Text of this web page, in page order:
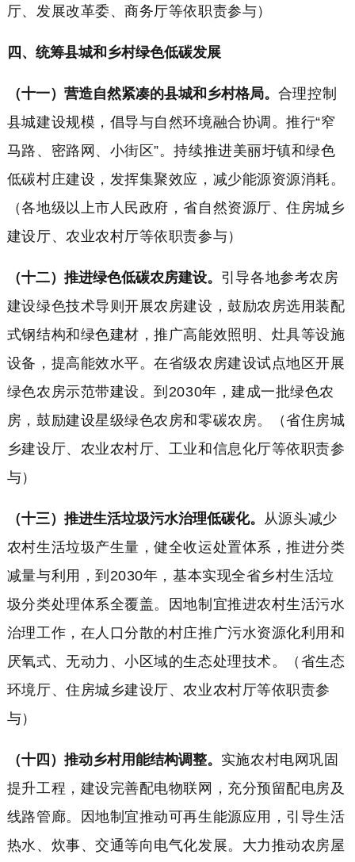
厅、发展改革委、商务厅等依职责参与）
四、统筹县城和乡村绿色低碳发展
（十一）营造自然紧凑的县城和乡村格局。 合理控制
县城建设规模，倡导与自然环境融合协调。推行“窄
马路、密路网、小街区”。持续推进美丽圩镇和绿色
低碳村庄建设，发挥集聚效应，减少能源资源消耗。
（各地级以上市人民政府，省自然资源厅、住房城乡
建设厅、农业农村厅等依职责参与）
（十二）推进绿色低碳农房建设。 引导各地参考农房
建设绿色技术导则开展农房建设，鼓励农房选用装配
式钢结构和绿色建材，推广高能效照明、灶具等设施
设备，提高能效水平。在省级农房建设试点地区开展
绿色农房示范带建设。到2030年，建成一批绿色农
房，鼓励建设星级绿色农房和零碳农房。（省住房城
乡建设厅、农业农村厅、工业和信息化厅等依职责参
与）
（十三）推进生活垃圾污水治理低碳化。
从源头减少
农村生活垃圾产生量，健全收运处置体系，推进分类
减量与利用，到2030年，基本实现全省乡村生活垃
圾分类处理体系全覆盖。因地制宜推进农村生活污水
治理工作，在人口分散的村庄推广污水资源化利用和
厌氧式、无动力、小区域的生态处理技术。（省生态
环境厅、住房城乡建设厅、农业农村厅等依职责参
与）
（十四）推动乡村用能结构调整。 实施农村电网巩固
提升工程，建设完善配电物联网，充分预留配电房及
线路管廊。因地制宜推动可再生能源应用，引导生活
热水、炊事、交通等向电气化发展。大力推动农房屋